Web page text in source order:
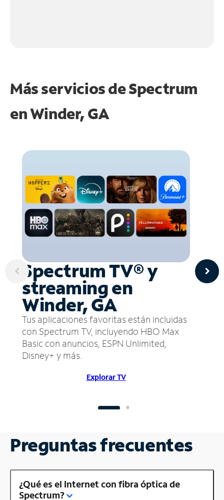
Más servicios de Spectrum
enWinder, GA
Spectrum TV® y
streaming en
Winder, GA
Tus aplicaciones favoritas están incluidas
con Spectrum TV, incluyendo HBO Max
Basic con anuncios, ESPN Unlimited,
Disney+ y más.
Explorar TV
Preguntas frecuentes
¿Qué es el Internet con fibra óptica de
Spectrum?